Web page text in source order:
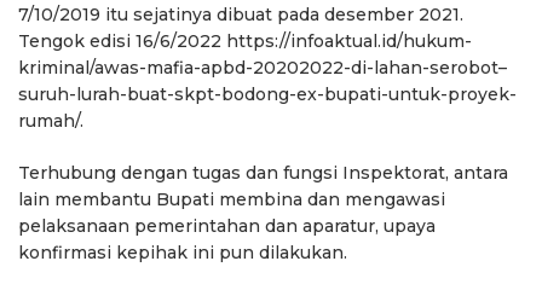
7/10/2019 itu sejatinya dibuat pada desember 2021.
Tengok edisi 16/6/2022 https://infoaktual.id/hukum-
kriminal/awas-mafia-apbd-20202022-di-lahan-serobot–
suruh-lurah-buat-skpt-bodong-ex-bupati-untuk-proyek-
rumah/.
Terhubung dengan tugas dan fungsi Inspektorat, antara
lain membantu Bupati membina dan mengawasi
pelaksanaan pemerintahan dan aparatur, upaya
konfirmasi kepihak ini pun dilakukan.